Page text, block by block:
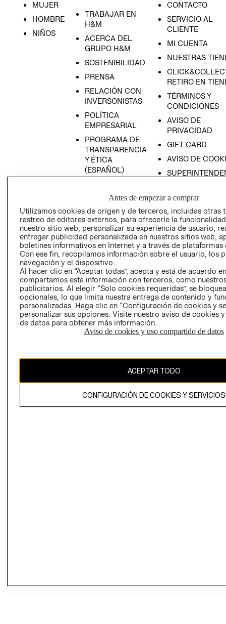
MUJER
HOMBRE
NIÑOS
TRABAJAR EN
H&M
ACERCA DEL
GRUPO H&M
SOSTENIBILIDAD
PRENSA
RELACIÓN CON
INVERSONISTAS
POLÍTICA
EMPRESARIAL
PROGRAMA DE
TRANSPARENCIA
Y ÉTICA
(ESPAÑOL)
TRANSPARENCIA
CONTACTO
SERVICIO AL
CLIENTE
MI CUENTA
NUESTRAS
RETIRO EN
TÉRMINOS Y
CONDICIONES
AVISO DE
PRIVACIDAD
GIFT CARD
AVISO DE
PETICIONES
QUEJAS Y
RECLAMOS
Colombia ($)
CAMBIAR REGIÓN
El contenido de esta página web está protegido por copyright y es
propiedad de H&M Hennes & Mauritz AB.
Antes de empezar a comprar
Utilizamos cookies de origen y de terceros, incluidas otras
rastreo de editores externos, para ofrecerle la
nuestro sitio web, personalizar su experiencia de usuario,
entregar publicidad personalizada en nuestros sitios web,
boletines informativos en Internet y a través de plataformas
Con ese fin, recopilamos información sobre el usuario, los
navegación y el dispositivo.
Al hacer clic en “Aceptar todas”, acepta y está de acuerdo
compartamos esta información con terceros, como
publicitarios. Al elegir “Solo cookies requeridas”, se
opcionales, lo que limita nuestra entrega de contenido y
personalizadas. Haga clic en “Configuración de cookies y
personalizar sus opciones. Visite nuestro aviso de cookies
de datos para obtener más información.
Aviso de cookies y uso compartido de datos
ACEPTAR TODO
CONFIGURACIÓN DE COOKIES Y SERVICIOS